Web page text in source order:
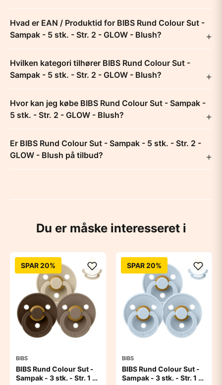
Hvad er EAN / Produktid for BIBS Rund Colour Sut -
Sampak - 5 stk. - Str. 2 - GLOW - Blush?
Hvilken kategori tilhører BIBS Rund Colour Sut -
Sampak - 5 stk. - Str. 2 - GLOW - Blush?
Hvor kan jeg købe BIBS Rund Colour Sut - Sampak -
5 stk. - Str. 2 - GLOW - Blush?
Er BIBS Rund Colour Sut - Sampak - 5 stk. - Str. 2 -
GLOW - Blush på tilbud?
Du er måske interesseret i
SPAR 20%
BIBS
BIBS Rund Colour Sut -
Sampak - 3 stk. - Str. 1 -
SPAR 20%
BIBS
BIBS Rund Colour Sut -
Sampak - 3 stk. - Str. 1 -